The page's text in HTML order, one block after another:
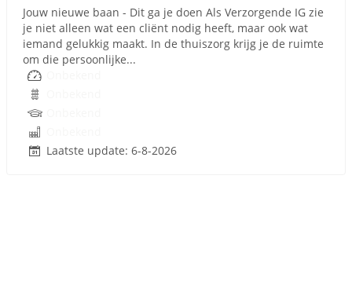
Jouw nieuwe baan - Dit ga je doen Als Verzorgende IG zie
je niet alleen wat een cliënt nodig heeft, maar ook wat
iemand gelukkig maakt. In de thuiszorg krijg je de ruimte
om die persoonlijke...
Laatste update: 6-8-2026